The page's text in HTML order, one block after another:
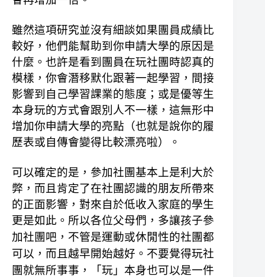
雖然這項研究並沒有細談如果團員成績比
較好，他們能幫助到你申請大學的原因是
什麼。也許是看到團員在玩社團時認真的
模樣，你會潛移默化跟著一起學習，間接
影響到自己學習課業的態度；或是優等生
本身玩的方式會跟別人不一樣，這無形中
增加你申請大學的亮點（也就是說你的履
歷表或自傳會變得比較漂亮啦）。
可以確定的是，參加社團基本上是利大於
弊，而且肯定了在社團認識的朋友所帶來
的正面影響，對來自於低收入家庭的學生
更是如此。 所以各位父母們，多讓孩子參
加社團吧，不管是運動或休閒性的社團都
可以，而且越早開始越好。不要覺得玩社
團就無所事事，「玩」本身也可以是一件